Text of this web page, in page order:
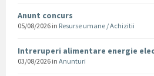
Anunt concurs
05/08/2026 in Resurse umane / Achizitii
Intreruperi alimentare energie
03/08/2026 in Anunturi